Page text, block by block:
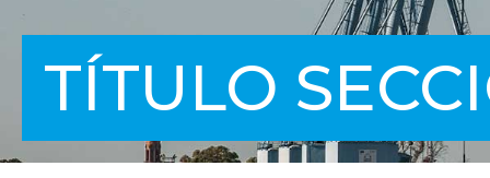
TÍTULO